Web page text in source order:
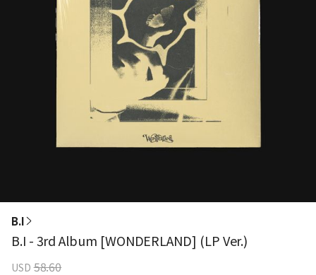
B.I
B.I - 3rd Album [WONDERLAND] (LP Ver.)
USD 58.60